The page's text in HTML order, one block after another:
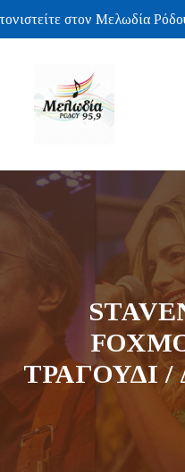
στον Μελωδία Ρόδου
ΤΡΑΓΟΥΔΙ